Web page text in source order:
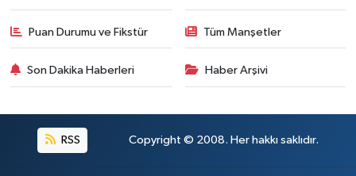
Puan Durumu ve Fikstür Tüm Manşetler
Son Dakika Haberleri Haber Arşivi
RSS Copyright © 2008. Her hakkı saklıdır.